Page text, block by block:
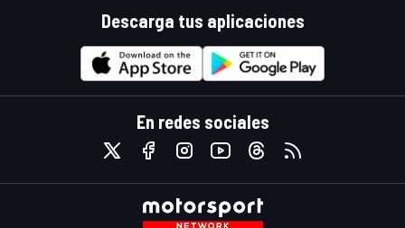
Descarga tus aplicaciones
En redes sociales